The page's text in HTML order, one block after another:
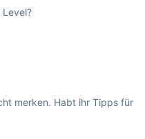
merken. Habt ihr Tipps für